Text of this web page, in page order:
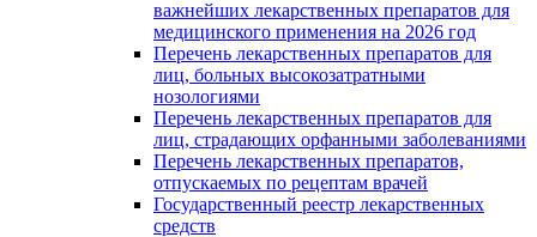
важнейших лекарственных препаратов для
медицинского применения на 2026 год
Перечень лекарственных препаратов для
лиц, больных высокозатратными
нозологиями
Перечень лекарственных препаратов для
лиц, страдающих орфанными заболеваниями
Перечень лекарственных препаратов,
отпускаемых по рецептам врачей
Государственный реестр лекарственных
средств